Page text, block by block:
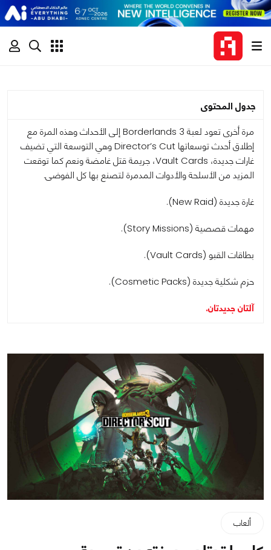
جدول المحتوى
مرة أخرى تعود لعبة Borderlands 3 إلى الأحداث وهذه المرة مع
إطلاق أحدث توسعاتها Director’s Cut وهي التوسعة التي تضيف
غارات جديدة، Vault Cards، جريمة قتل غامضة ونعم كما توقعت
المزيد من الأسلحة والأدوات المدمرة لتصنع بها كل الفوضى.
غارة جديدة (New Raid).
مهمات قصصية (Story Missions).
بطاقات القبو (Vault Cards).
حزم شكلية جديدة (Cosmetic Packs).
آلتان جديدتان.
ألعاب